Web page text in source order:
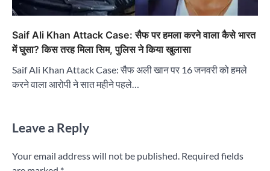
Saif Ali Khan Attack Case: सैफ पर हमला करने वाला कैसे भारत
में घुसा? किस तरह मिला सिम, पुलिस ने किया खुलासा
Saif Ali Khan Attack Case: सैफ अली खान पर 16 जनवरी को हमले
करने वाला आरोपी ने सात महीने पहले…
Leave a Reply
Your email address will not be published. Required fields